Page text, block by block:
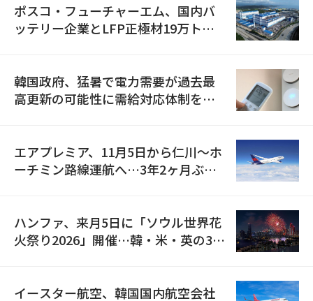
ポスコ・フューチャーエム、国内バ
ッテリー企業とLFP正極材19万トン
韓国政府、猛暑で電力需要が過去最
高更新の可能性に需給対応体制を点
エアプレミア、11月5日から仁川〜ホ
ーチミン路線運航へ…3年2ヶ月ぶり
ハンファ、来月5日に「ソウル世界花
火祭り2026」開催…韓・米・英の3カ
イースター航空、韓国国内航空会社